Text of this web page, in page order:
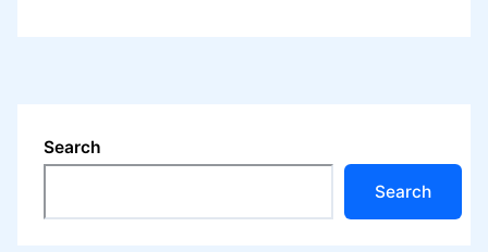
Search
Search